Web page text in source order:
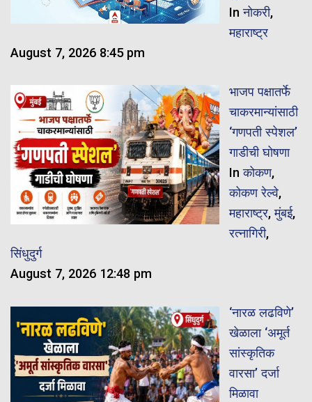
Inनोकरी,
महाराष्ट्र
August 7, 2026 8:45 pm
भाजप पक्षातर्फे
चाकरमान्यांसाठी
‘गणपती स्पेशल’
गाडीची घोषणा
Inकोकण,
कोकण रेल्वे,
महाराष्ट्र,मुंबई,
रत्नागिरी,
सिंधुदुर्ग
August 7, 2026 12:48 pm
‘नारळ लढविणे’
खेळाला ‘अमूर्त
सांस्कृतिक
वारसा’ दर्जा
मिळावा